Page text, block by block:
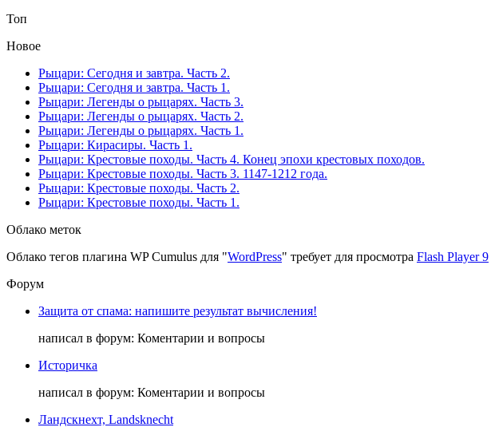
Топ
Новое
Рыцари: Сегодня и завтра. Часть 2.
Рыцари: Сегодня и завтра. Часть 1.
Рыцари: Легенды о рыцарях. Часть 3.
Рыцари: Легенды о рыцарях. Часть 2.
Рыцари: Легенды о рыцарях. Часть 1.
Рыцари: Кирасиры. Часть 1.
Рыцари: Крестовые походы. Часть 4. Конец эпохи крестовых походов.
Рыцари: Крестовые походы. Часть 3. 1147-1212 года.
Рыцари: Крестовые походы. Часть 2.
Рыцари: Крестовые походы. Часть 1.
Облако меток
Облако тегов плагина WP Cumulus для "WordPress" требует для просмотра Flash Player 9
Форум
Защита от спама: напишите результат вычисления!
написал в форум: Коментарии и вопросы
Историчка
написал в форум: Коментарии и вопросы
Ландскнехт, Landsknecht